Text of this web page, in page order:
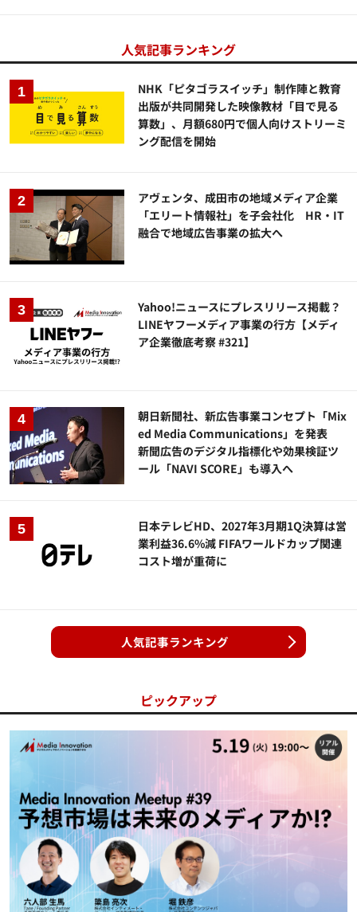
人気記事ランキング
NHK「ピタゴラスイッチ」制作陣と教育
出版が共同開発した映像教材「目で見る
算数」、月額680円で個人向けストリーミ
ング配信を開始
アヴェンタ、成田市の地域メディア企業
「エリート情報社」を子会社化 HR・IT
融合で地域広告事業の拡大へ
Yahoo!ニュースにプレスリリース掲載？
LINEヤフーメディア事業の行方【メディ
ア企業徹底考察 #321】
朝日新聞社、新広告事業コンセプト「Mix
ed Media Communications」を発表
新聞広告のデジタル指標化や効果検証ツ
ール「NAVI SCORE」も導入へ
日本テレビHD、2027年3月期1Q決算は営
業利益36.6%減 FIFAワールドカップ関連
コスト増が重荷に
人気記事ランキング
ピックアップ